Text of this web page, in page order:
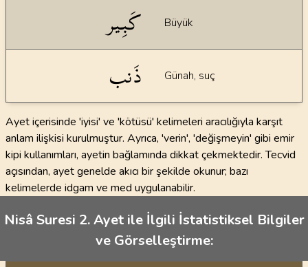
كَبِير Büyük
ذَنب Günah, suç
Ayet içerisinde 'iyisi' ve 'kötüsü' kelimeleri aracılığıyla karşıt
anlam ilişkisi kurulmuştur. Ayrıca, 'verin', 'değişmeyin' gibi emir
kipi kullanımları, ayetin bağlamında dikkat çekmektedir. Tecvid
açısından, ayet genelde akıcı bir şekilde okunur; bazı
kelimelerde idgam ve med uygulanabilir.
Nisâ Suresi 2. Ayet ile İlgili İstatistiksel Bilgiler
ve Görselleştirme: